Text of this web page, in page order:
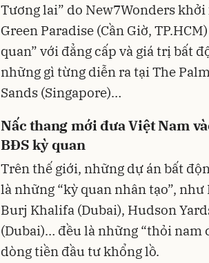
Tương lai” do New7Wonders
Green Paradise (Cần Giờ,
quan” với đẳng cấp và giá trị bất
những gì từng diễn ra tại The
Sands (Singapore)…
Nấc thang mới đưa Việt Nam
BĐS kỳ quan
Trên thế giới, những dự án bất
là những “kỳ quan nhân tạo”,
Burj Khalifa (Dubai), Hudson
(Dubai)… đều là những “thỏi nam
dòng tiền đầu tư khổng lồ.